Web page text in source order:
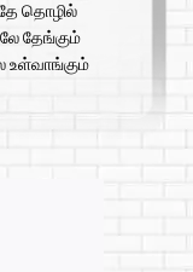
தொழில்
தேங்கும்
உள்வாங்கும்